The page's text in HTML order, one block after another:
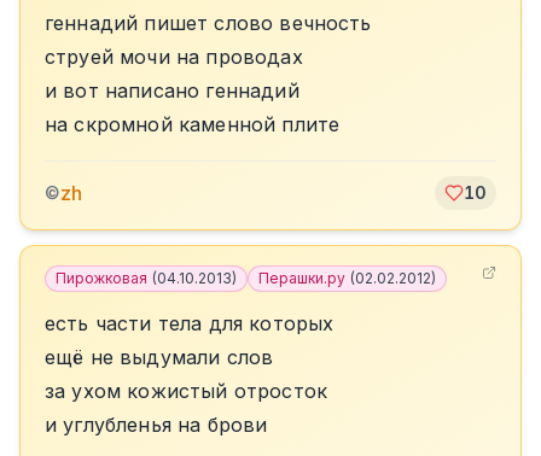
геннадий пишет слово вечность
струей мочи на проводах
и вот написано геннадий
на скромной каменной плите
©zh 10
Пирожковая (04.10.2013) Перашки.ру (02.02.2012)
есть части тела для которых
ещё не выдумали слов
за ухом кожистый отросток
и углубленья на брови